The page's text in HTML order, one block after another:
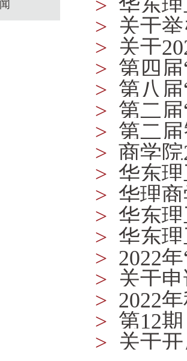
> 华东
知
> 关于
据、方
> 关于
通知
> 第四
> 第八
国大学
赛 报名
> 第二
大学生
> 第二
> 商学
> 华东
> 华理
论坛暨
> 华东
> 华东
营活动
> 2022
> 关于
的通知
> 2022
> 第12
——金融
> 关于